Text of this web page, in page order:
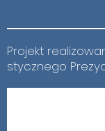
Pro­jekt
stycz­ne­go